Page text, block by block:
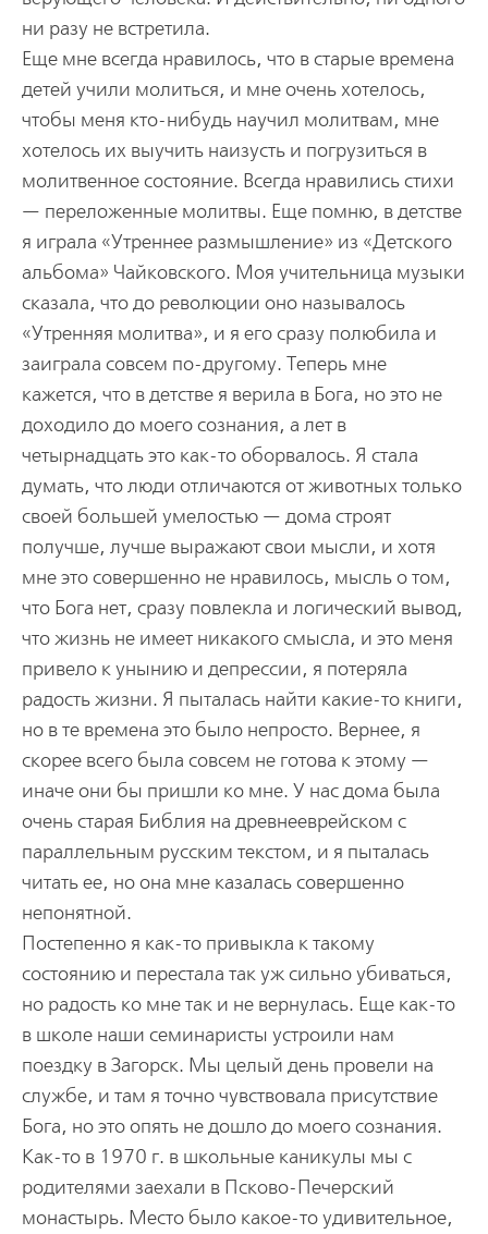
ни разу не встретила.
Еще мне всегда нравилось, что в старые времена
детей учили молиться, и мне очень хотелось,
чтобы меня кто-нибудь научил молитвам, мне
хотелось их выучить наизусть и погрузиться в
молитвенное состояние. Всегда нравились стихи
— переложенные молитвы. Еще помню, в детстве
я играла «Утреннее размышление» из «Детского
альбома» Чайковского. Моя учительница музыки
сказала, что до революции оно называлось
«Утренняя молитва», и я его сразу полюбила и
заиграла совсем по-другому. Теперь мне
кажется, что в детстве я верила в Бога, но это не
доходило до моего сознания, а лет в
четырнадцать это как-то оборвалось. Я стала
думать, что люди отличаются от животных только
своей большей умелостью — дома строят
получше, лучше выражают свои мысли, и хотя
мне это совершенно не нравилось, мысль о том,
что Бога нет, сразу повлекла и логический вывод,
что жизнь не имеет никакого смысла, и это меня
привело к унынию и депрессии, я потеряла
радость жизни. Я пыталась найти какие-то книги,
но в те времена это было непросто. Вернее, я
скорее всего была совсем не готова к этому —
иначе они бы пришли ко мне. У нас дома была
очень старая Библия на древнееврейском с
параллельным русским текстом, и я пыталась
читать ее, но она мне казалась совершенно
непонятной.
Постепенно я как-то привыкла к такому
состоянию и перестала так уж сильно убиваться,
но радость ко мне так и не вернулась. Еще как-то
в школе наши семинаристы устроили нам
поездку в Загорск. Мы целый день провели на
службе, и там я точно чувствовала присутствие
Бога, но это опять не дошло до моего сознания.
Как-то в 1970 г. в школьные каникулы мы с
родителями заехали в Псково-Печерский
монастырь. Место было какое-то удивительное,